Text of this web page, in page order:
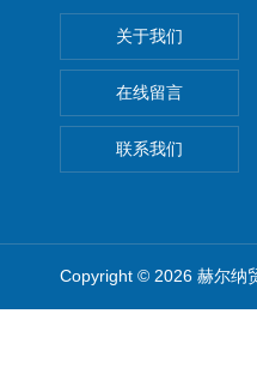
关于我们
在线留言
联系我们
Copyright © 2026 赫尔纳